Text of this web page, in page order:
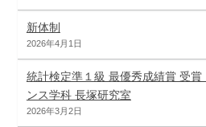
新体制
2026年4月1日
統計検定準１級 最優秀成績賞 受
ンス学科 長塚研究室
2026年3月2日